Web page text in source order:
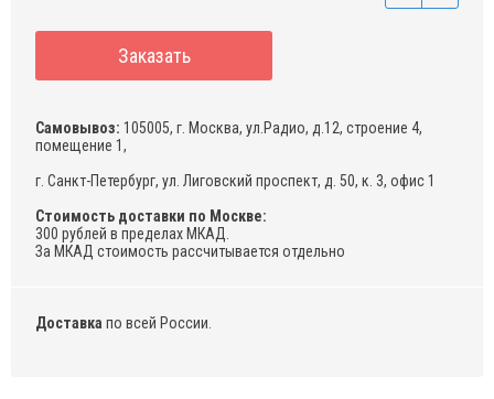
Заказать
Самовывоз: 105005, г. Москва, ул.Радио, д.12, строение 4,
помещение 1,
г. Санкт-Петербург, ул. Лиговский проспект, д. 50, к. 3, офис 1
Стоимость доставки по Москве:
300 рублей в пределах МКАД.
За МКАД стоимость рассчитывается отдельно
Доставка по всей России.